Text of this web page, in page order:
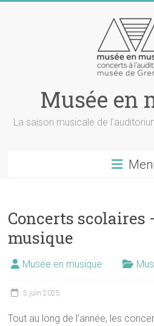
Musée en
La saison musicale de
Concerts
musique
Musée en musique
5 juin 2025
Tout au long de l’année, les